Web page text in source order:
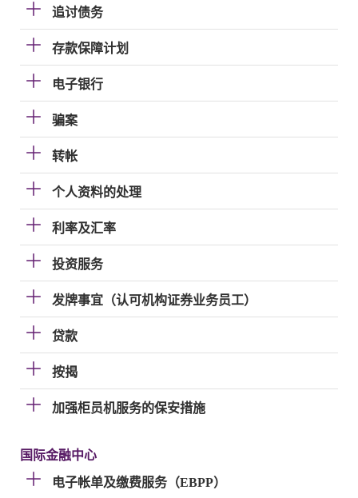
追讨债务
存款保障计划
电子银行
骗案
转帐
个人资料的处理
利率及汇率
投资服务
发牌事宜（认可机构证券业务员工）
贷款
按揭
加强柜员机服务的保安措施
国际金融中心
电子帐单及缴费服务（EBPP）